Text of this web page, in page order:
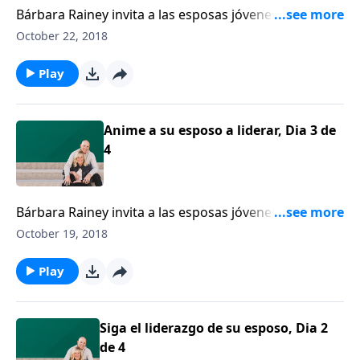
Bárbara Rainey invita a las esposas jóvenes a que
animen a sus esposos a liderar, y que ellas lo sigan
October 22, 2018
Play
Anime a su esposo a liderar, Dia 3 de
4
Bárbara Rainey invita a las esposas jóvenes a que
animen a sus esposos a liderar, y que ellas lo sigan
October 19, 2018
Play
Siga el liderazgo de su esposo, Dia 2
de 4